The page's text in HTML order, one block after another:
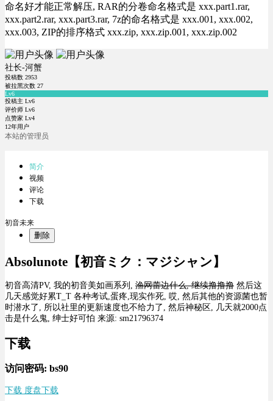
命名好才能正常解压, RAR的分卷命名格式是 xxx.part1.rar,
xxx.part2.rar, xxx.part3.rar, 7z的命名格式是 xxx.001, xxx.002,
xxx.003, ZIP的排序格式 xxx.zip, xxx.zip.001, xxx.zip.002
社长-河蟹
投稿数 2953
被拉黑次数 27
Lv6
投稿主 Lv6
评价师 Lv6
点赞家 Lv4
12年用户
本站的管理员
简介
视频
评论
下载
初音未来
删除
Absolunote【初音ミク：マジシャン】
初音高清PV, 我的初音美如画系列, 渔网蕾边什么, 继续撸撸撸 然后这
几天感觉好累T_T 各种考试,蛋疼,现实作死, 哎, 然后其他的资源菌也暂
时潜水了, 所以社里的更新速度也不给力了, 然后神秘区, 几天就2000点
击是什么鬼, 绅士好可怕 来源: sm21796374
下载
访问密码: bs90
下载 度盘下载